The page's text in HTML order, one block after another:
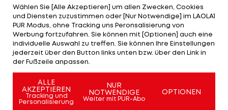
Der Übeltäter lief bei dem Spiel im Februar auf
den Platz und schlug Dmitrovic ins Gesicht, ehe er
vom Goalie niedergerungen wurde. Für sein
Verhalten wurde der junge Mann bereits zu drei
Monaten Gefängnis, eines davon auf Bewährung,
verurteilt.
Gegen den Flitzer bestand bereits ein bis 2026
Wählen Sie [Alle Akzeptieren] um allen Zwecken, Cookies
und Diensten zuzustimmen oder [Nur Notwendige] im LAOLA1
PUR Modus, ohne Tracking uns Peronsalisierung von
Werbung fortzufahren. Sie können mit [Optionen] auch eine
individuelle Auswahl zu treffen. Sie können Ihre Einstellungen
jederzeit über den Button links unten bzw. über den Link in
der Fußzeile anpassen.
ALLE
AKZEPTIEREN
Tracking und
Personalisierung
NUR
NOTWENDIGE
Weiter mit PUR-Abo
OPTIONEN